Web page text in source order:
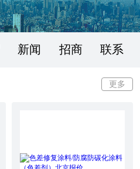
新闻 招商 联系
更多